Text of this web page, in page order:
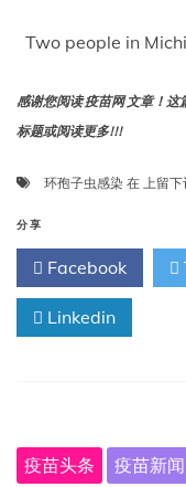
Two people in
感谢您阅读 疫苗网 文章！
标题或阅读更多!!!
环孢子虫感染 在 密
州
人
感
染
上留下
分享
Facebook
Linkedin
疫苗头条 疫苗新闻